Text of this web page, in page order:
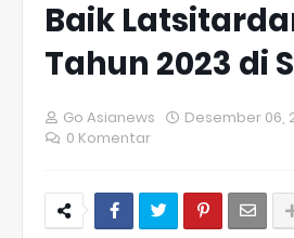
Baik
Tahun 2023 di
Go Asianews
Desember 06,
0 Komentar